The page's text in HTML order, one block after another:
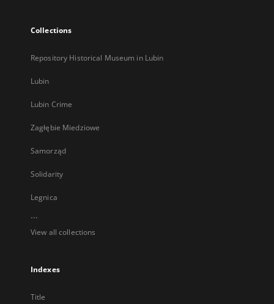
Collections
Repository Historical Museum in Lubin
Lubin
Lubin Crime
Zagłębie Miedziowe
Samorząd
Solidarity
Legnica
...
View all collections
Indexes
Title